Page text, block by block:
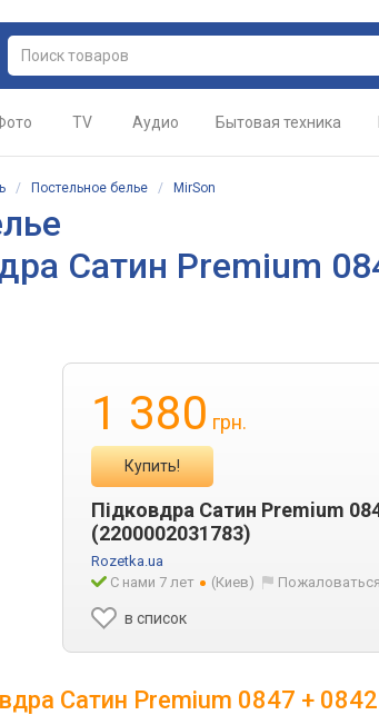
TV Аудио Бытовая техника
/ Постельное белье / MirSon
Сатин Premium
1 380 грн.
Купить!
Підковдра Сатин Premium
(2200002031783)
Rozetka.ua
С нами 7 лет
(Киев) Пожаловаться
в список
Сатин Premium 0847 +